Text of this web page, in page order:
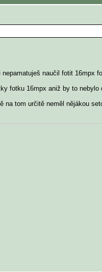
naučil fotit 16mpx
fotku 16mpx aniž by to
tom určitě neměl nějákou